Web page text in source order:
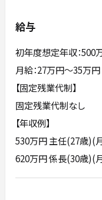
給与
初年度想定年収：500
月給：27万円～35万円
【固定残業代制】
固定残業代制なし
【年収例】
530万円 主任(27歳)(
620万円 係長(30歳)(